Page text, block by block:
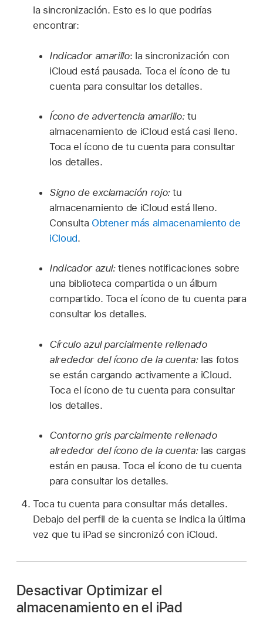
la sincronización. Esto es lo que podrías
encontrar:
Indicador amarillo: la sincronización con
iCloud está pausada. Toca el ícono de tu
cuenta para consultar los detalles.
Ícono de advertencia amarillo:tu
almacenamiento de iCloud está casi lleno.
Toca el ícono de tu cuenta para consultar
los detalles.
Signo de exclamación rojo:tu
almacenamiento de iCloud está lleno.
Consulta Obtener más almacenamiento de
iCloud.
Indicador azul:tienes notificaciones sobre
una biblioteca compartida o un álbum
compartido. Toca el ícono de tu cuenta para
consultar los detalles.
Círculo azul parcialmente rellenado
alrededor del ícono de la cuenta:las fotos
se están cargando activamente a iCloud.
Toca el ícono de tu cuenta para consultar
los detalles.
Contorno gris parcialmente rellenado
alrededor del ícono de la cuenta:las cargas
están en pausa. Toca el ícono de tu cuenta
para consultar los detalles.
Toca tu cuenta para consultar más detalles.
Debajo del perfil de la cuenta se indica la última
vez que tu iPad se sincronizó con iCloud.
Desactivar Optimizar el
almacenamiento en el iPad